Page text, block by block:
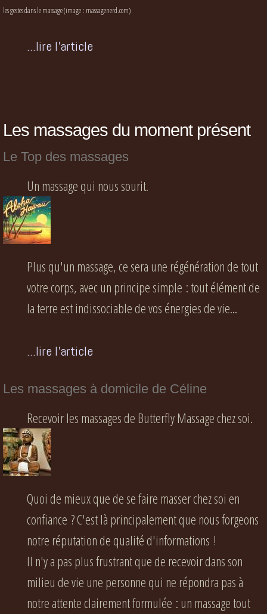
les gestes dans le massage (image : massagenerd.com)
...lire l'article
Les massages du moment présent
Le Top des massages
Un massage qui nous sourit.
Plus qu'un massage, ce sera une régénération de tout
votre corps, avec un principe simple : tout élément de
la terre est indissociable de vos énergies de vie...
...lire l'article
Les massages à domicile de Céline
Recevoir les massages de Butterfly Massage chez soi.
Quoi de mieux que de se faire masser chez soi en
confiance ? C'est là principalement que nous forgeons
notre réputation de qualité d'informations !
Il n'y a pas plus frustrant que de recevoir dans son
milieu de vie une personne qui ne répondra pas à
notre attente clairement formulée : un massage tout